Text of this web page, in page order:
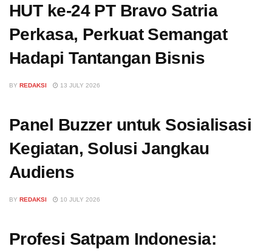
HUT ke-24 PT Bravo Satria
Perkasa, Perkuat Semangat
Hadapi Tantangan Bisnis
BY REDAKSI 13 JULY 2026
Panel Buzzer untuk Sosialisasi
Kegiatan, Solusi Jangkau
Audiens
BY REDAKSI 10 JULY 2026
Profesi Satpam Indonesia: